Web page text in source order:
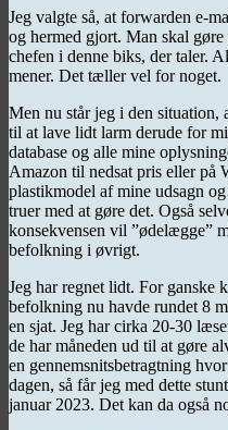
Jeg valgte så, at forwarden e-
og hermed gjort. Man skal
chefen i denne biks, der taler.
mener. Det tæller vel for noget.
Men nu står jeg i den
til at lave lidt larm derude for
database og alle mine
Amazon til nedsat pris eller på
plastikmodel af mine udsagn
truer med at gøre det. Også
konsekvensen vil ”ødelægge”
befolkning i øvrigt.
Jeg har regnet lidt. For ganske
befolkning nu havde rundet 8
en sjat. Jeg har cirka 20-30
de har måneden ud til at gøre
en gennemsnitsbetragtning
dagen, så får jeg med dette
januar 2023. Det kan da også